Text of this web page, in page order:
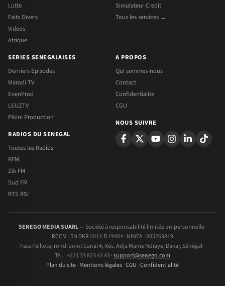
Lutte
Faits Divers
Videos
Afrique
Simulateur Credit
Tous les services →
SERIES SENEGALAISES
Derniers Episodes
Marodi TV
EvenProd
LEUZTV
Pikini Production
RADIOS DU SENEGAL
Toutes les Radios
RFM
Zik FM
Sud FM
RTS RSI
A PROPOS
Qui sommes-nous
Contact
Confidentialite
CGU
NOUS SUIVRE
SENEGO MEDIA SUARL— Société à responsabilité limitée unipersonnelle ·
RCCM : SN DKR 2014.B 19404 · NINEA : 005263819
Fass Paillote, rond-point Canal 4, Rés. Adja Mame Ndiaye, Dakar, Sénégal ·
Tél. : +221 33 823 43 43 ·support@senego.com
Plan du site· Mentions légales·CGU ·Confidentialité